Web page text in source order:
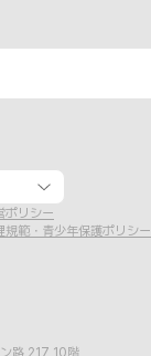
ポリシー
規範・青少年保護ポリシー